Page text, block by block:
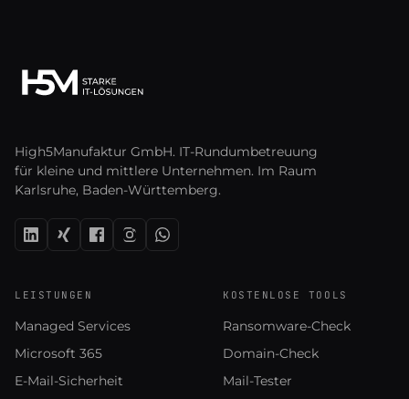
High5Manufaktur GmbH. IT-Rundumbetreuung
für kleine und mittlere Unternehmen. Im Raum
Karlsruhe, Baden-Württemberg.
LEISTUNGEN
Managed Services
Microsoft 365
E-Mail-Sicherheit
KOSTENLOSE TOOLS
Ransomware-Check
Domain-Check
Mail-Tester